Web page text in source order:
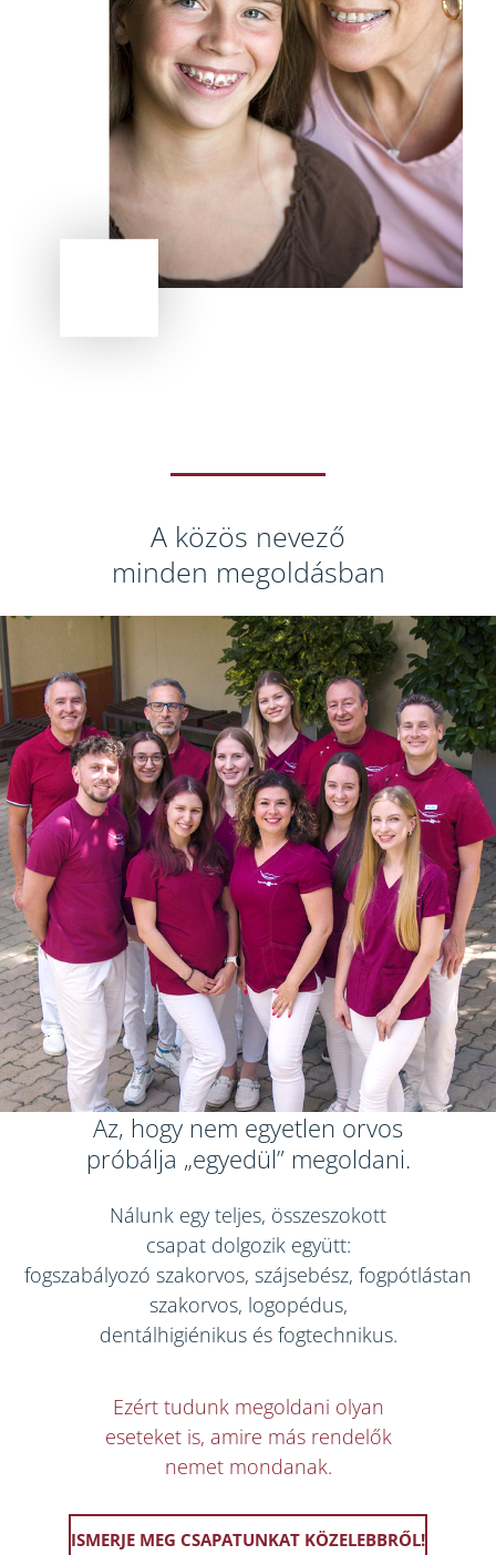
A közös nevező
minden megoldásban
Az, hogy nem egyetlen orvos
próbálja „egyedül” megoldani.
Nálunk egy teljes, összeszokott
csapat dolgozik együtt:
fogszabályozó szakorvos, szájsebész, fogpótlástan
szakorvos, logopédus,
dentálhigiénikus és fogtechnikus.
Ezért tudunk megoldani olyan
eseteket is, amire más rendelők
nemet mondanak.
ISMERJE MEG CSAPATUNKAT KÖZELEBBRŐL!